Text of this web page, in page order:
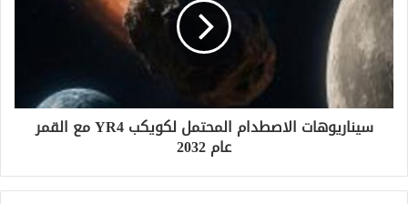
سيناريوهات الاصطدام المحتمل لكويكب YR4 مع القمر
عام 2032